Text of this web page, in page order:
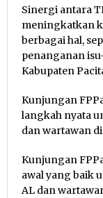
Sinergi antara
meningkatkan
berbagai hal,
penanganan
Kabupaten
Kunjungan
langkah nyata
dan wartawan
Kunjungan
awal yang baik
AL dan